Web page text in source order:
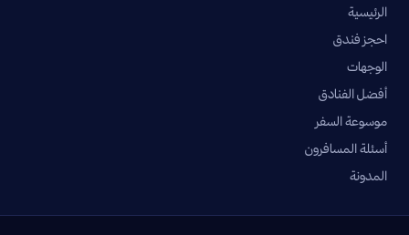
الرئيسية
احجز فندق
الوجهات
أفضل الفنادق
موسوعة السفر
أسئلة المسافرون
المدونة